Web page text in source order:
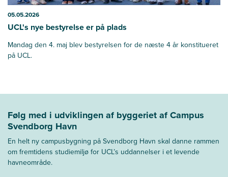
05.05.2026
UCL's nye bestyrelse er på plads
Mandag den 4. maj blev bestyrelsen for de næste 4 år konstitueret
på UCL.
Følg med i udviklingen af byggeriet af Campus
Svendborg Havn
En helt ny campusbygning på Svendborg Havn skal danne rammen
om fremtidens studiemiljø for UCL’s uddannelser i et levende
havneområde.